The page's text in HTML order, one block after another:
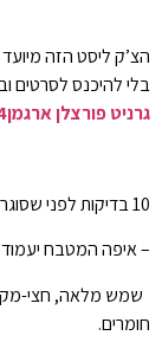
הצ’ק ליסט הזה
בלי להיכנס לסרטים
גרניט פורצלן ארגמן4יו
10 בדיקות לפני שסוגרים הזמנה
– איפה המטבח
שמש מלאה, חצי-
חומרים.